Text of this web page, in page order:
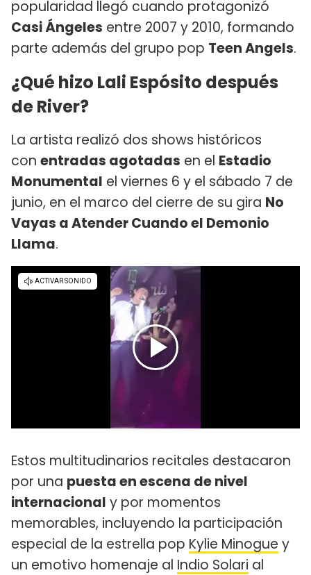
popularidad llegó cuando protagonizó
Casi Ángeles entre 2007 y 2010, formando
parte además del grupo pop Teen Angels.
¿Qué hizo Lali Espósito después
de River?
La artista realizó dos shows históricos
con entradas agotadas en el Estadio
Monumental el viernes 6 y el sábado 7 de
junio, en el marco del cierre de su gira No
Vayas a Atender Cuando el Demonio
Llama.
Estos multitudinarios recitales destacaron
por una puesta en escena de nivel
internacional y por momentos
memorables, incluyendo la participación
especial de la estrella pop Kylie Minogue y
un emotivo homenaje al Indio Solari al